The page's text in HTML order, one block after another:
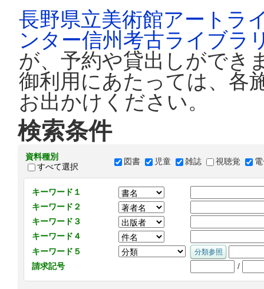
長野県立美術館アートラ
ンター信州考古ライブラ
が、予約や貸出しができ
御利用にあたっては、各
お出かけください。
検索条件
資料種別
すべて選択
図書 児童 雑誌 視聴覚
キーワード１
キーワード２
キーワード３
キーワード４
キーワード５
請求記号
/